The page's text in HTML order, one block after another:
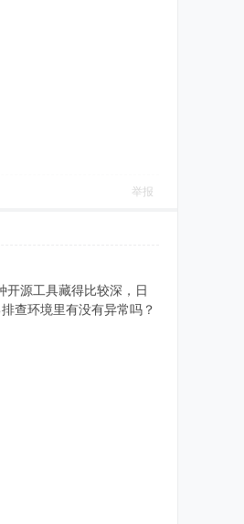
举报
开源工具藏得比较深，日
查环境里有没有异常吗？